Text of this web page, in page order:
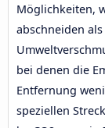
Möglichkeiten,
abschneiden
bei denen die
Entfernung
speziellen